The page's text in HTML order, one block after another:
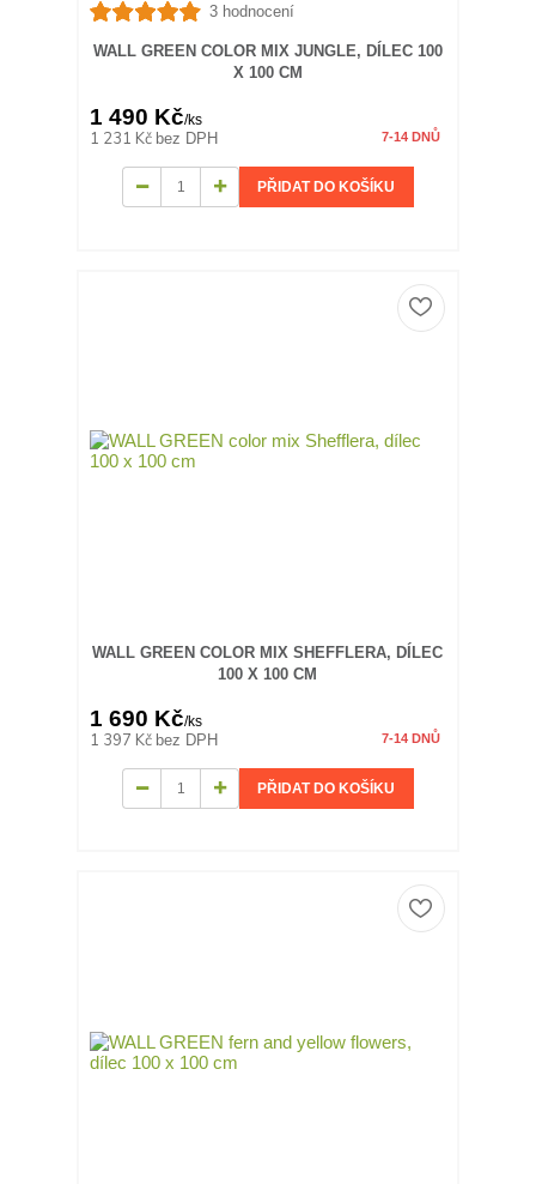
3 hodnocení
WALL GREEN COLOR MIX JUNGLE, DÍLEC 100
X 100 CM
1 490 Kč/ks
1 231 Kč bez DPH 7-14 DNŮ
PŘIDAT DO KOŠÍKU
WALL GREEN COLOR MIX SHEFFLERA, DÍLEC
100 X 100 CM
1 690 Kč/ks
1 397 Kč bez DPH 7-14 DNŮ
PŘIDAT DO KOŠÍKU